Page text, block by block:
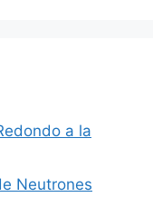
a la
Neutrones